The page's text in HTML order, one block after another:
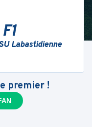
Labastidienne
premier !